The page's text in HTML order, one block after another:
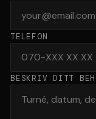
TELEFON
BESKRIV DITT